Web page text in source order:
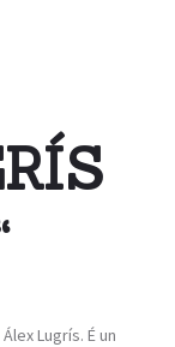
Lugrís. É un